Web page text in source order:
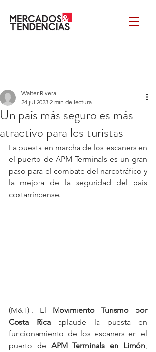
Un país más seguro es más
atractivo para los turistas
Walter Rivera
24 jul 2023 2 min de lectura
La puesta en marcha de los escaners en
el puerto de APM Terminals es un gran
paso para el combate del narcotráfico y
la mejora de la seguridad del país
costarrincense.
(M&T)-. El Movimiento Turismo por
Costa Rica aplaude la puesta en
funcionamiento de los escaners en el
puerto de APM Terminals en Limón,